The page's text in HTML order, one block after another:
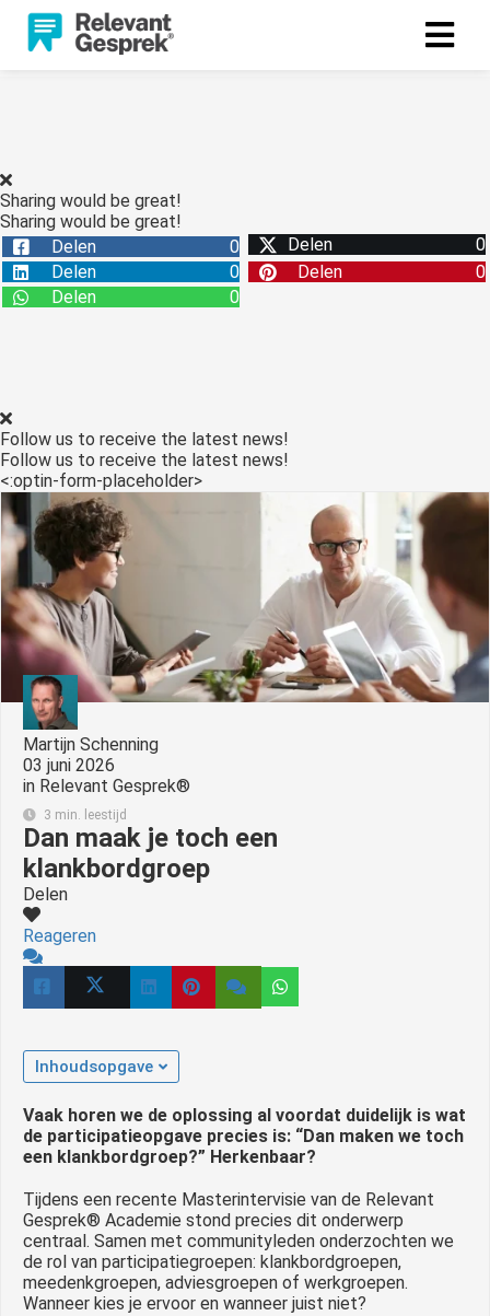
Sharing would be great!
Sharing would be great!
Delen
0 Delen
0
Delen
0 Delen
0
Delen
0
Follow us to receive the latest news!
Follow us to receive the latest news!
<:optin-form-placeholder>
Martijn Schenning
03 juni 2026
in Relevant Gesprek®
3 min. leestijd
Dan maak je toch een
klankbordgroep
Delen
Reageren
Inhoudsopgave
Vaak horen we de oplossing al voordat duidelijk is wat
de participatieopgave precies is: “Dan maken we toch
een klankbordgroep?” Herkenbaar?
Tijdens een recente Masterintervisie van de Relevant
Gesprek® Academie stond precies dit onderwerp
centraal. Samen met communityleden onderzochten we
de rol van participatiegroepen: klankbordgroepen,
meedenkgroepen, adviesgroepen of werkgroepen.
Wanneer kies je ervoor en wanneer juist niet?